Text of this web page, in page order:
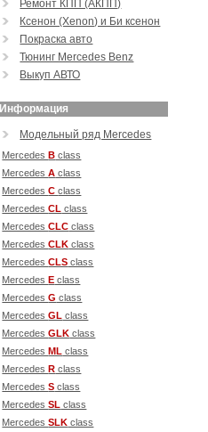
Ремонт КПП (АКПП)
Ксенон (Xenon) и Би ксенон
Покраска авто
Тюнинг Mercedes Benz
Выкуп АВТО
Информация
Модельный ряд Mercedes
MercedesB class
MercedesA class
MercedesСclass
MercedesCL class
MercedesCLC class
MercedesCLK class
MercedesCLS class
MercedesE class
MercedesG class
MercedesGL class
MercedesGLK class
MercedesML class
MercedesR class
MercedesS class
MercedesSL class
MercedesSLK class